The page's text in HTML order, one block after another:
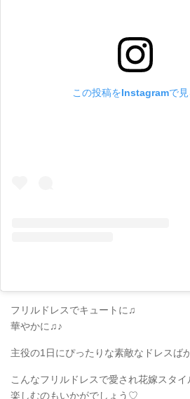
この投稿をInstagramで見
フリルドレスでキュートに♫
華やかに♫♪
主役の1日にぴったりな素敵なドレスば
こんなフリルドレスで愛され花嫁スタイ
楽しむのもいかがでしょう♡